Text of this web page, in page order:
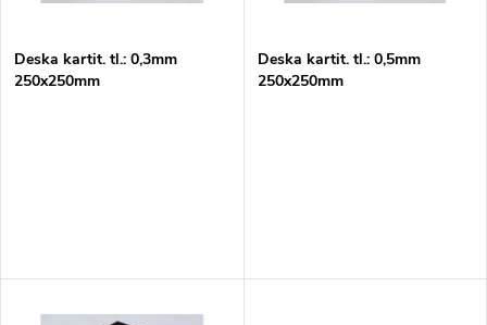
p
u
s
p
d
Deska kartit. tl.: 0,3mm
250x250mm
Deska kartit. tl.: 0,5mm
250x250mm